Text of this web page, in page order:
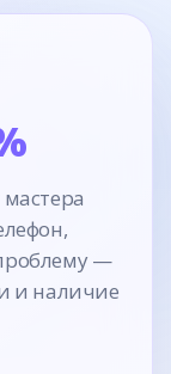
—
и наличие